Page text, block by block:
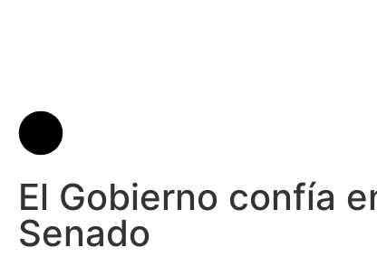
El Gobierno confía
Senado